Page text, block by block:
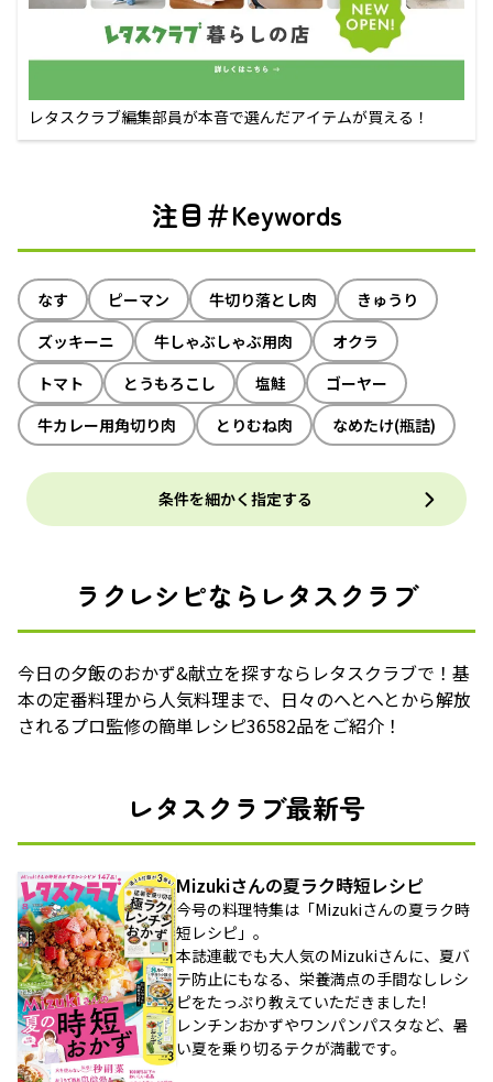
レタスクラブ編集部員が本音で選んだアイテムが買える！
注目＃Keywords
なす ピーマン 牛切り落とし肉
きゅうり
ズッキーニ
牛しゃぶしゃぶ用肉
オクラ
トマト
とうもろこし 塩鮭
ゴーヤー
牛カレー用角切り肉
とりむね肉 なめたけ(瓶詰)
条件を細かく指定する
ラクレシピならレタスクラブ
今日の夕飯のおかず&献立を探すならレタスクラブで！基
本の定番料理から人気料理まで、日々のへとへとから解放
されるプロ監修の簡単レシピ36582品をご紹介！
レタスクラブ最新号
Mizukiさんの夏ラク時短レシピ
今号の料理特集は「Mizukiさんの夏ラク時
短レシピ」。
本誌連載でも大人気のMizukiさんに、夏バ
テ防止にもなる、栄養満点の手間なしレシ
ピをたっぷり教えていただきました!
レンチンおかずやワンパンパスタなど、暑
い夏を乗り切るテクが満載です。